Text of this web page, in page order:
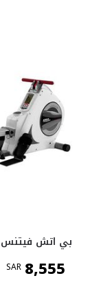
بي اتش فيتنس
SAR 8,555